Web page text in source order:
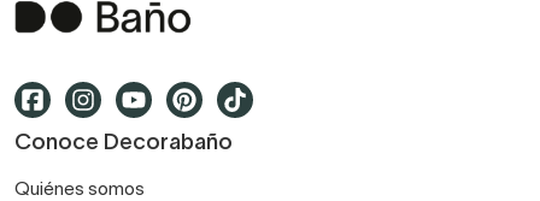
Conoce Decorabaño
Quiénes somos